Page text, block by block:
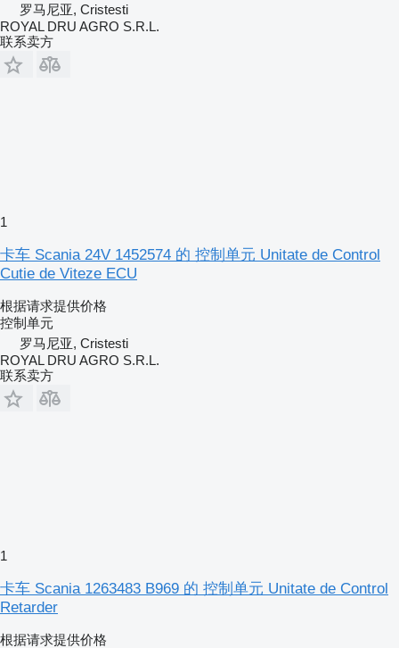
罗马尼亚, Cristesti
ROYAL DRU AGRO S.R.L.
联系卖方
1
卡车 Scania 24V 1452574 的 控制单元 Unitate de Control
Cutie de Viteze ECU
根据请求提供价格
控制单元
罗马尼亚, Cristesti
ROYAL DRU AGRO S.R.L.
联系卖方
1
卡车 Scania 1263483 B969 的 控制单元 Unitate de Control
Retarder
根据请求提供价格